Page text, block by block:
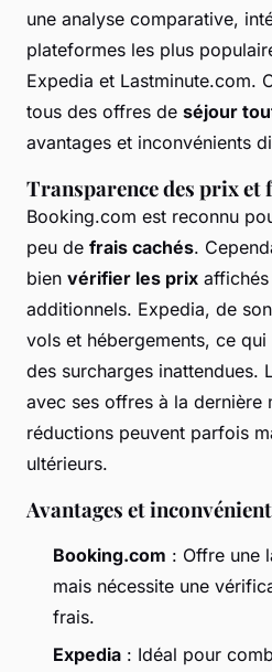
une analyse comparative,
plateformes les plus
Expedia et Lastminute.com.
tous des offres de séjour
avantages et inconvénients
Transparence des prix
Booking.com est reconnu
peu de frais cachés.
bien vérifier les prix
additionnels. Expedia, de
vols et hébergements, ce
des surcharges inattendues.
avec ses offres à la dernière
réductions peuvent parfois
ultérieurs.
Avantages et
Booking.com : Offre une
mais nécessite une
frais.
Expedia : Idéal pour